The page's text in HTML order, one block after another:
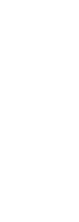
14 - aug. 16
et